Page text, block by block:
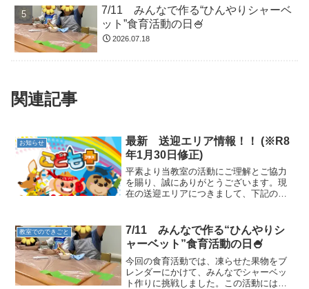
7/11 みんなで作る“ひんやりシャーベ
ット”食育活動の日🍧
2026.07.18
関連記事
お知らせ
最新 送迎エリア情報！！ (※R8
年1月30日修正)
平素より当教室の活動にご理解とご協力
を賜り、誠にありがとうございます。現
在の送迎エリアにつきまして、下記の通
が通われている教育機関は以下の通りで
す。ご参考にしていただけ...
教室でのできごと
7/11 みんなで作る“ひんやりシ
ャーベット”食育活動の日🍧
今回の食育活動では、凍らせた果物をブ
レンダーにかけて、みんなでシャーベッ
ト作りに挑戦しました。この活動には、